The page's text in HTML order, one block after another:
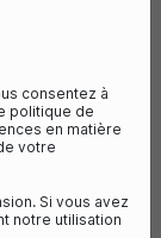
consentez à
politique de
en matière
votre
Si vous avez
notre utilisation